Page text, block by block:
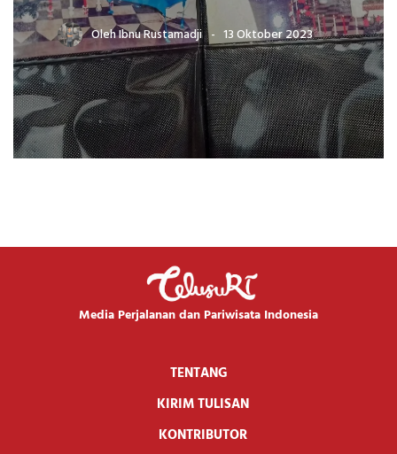
OlehIbnu Rustamadji 13 Oktober 2023
Media Perjalanan dan Pariwisata Indonesia
TENTANG
KIRIM TULISAN
KONTRIBUTOR